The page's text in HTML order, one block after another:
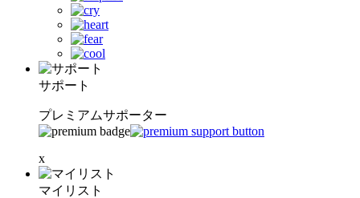
サポート
プレミアムサポーター
x
マイリスト